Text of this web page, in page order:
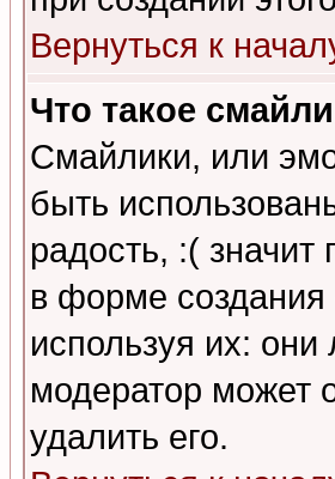
Вернуться к
Что такое
Смайлики, или
быть
радость, :(
в форме создания
используя их:
модератор может
удалить его.